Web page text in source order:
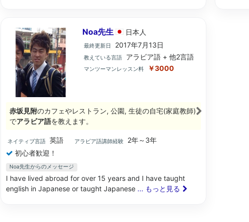
Noa先生 日本 人
最終更新日 2017年7月13日
教えている言語 アラビア語 + 他2言語
マンツーマンレッスン料 ￥3000
赤坂見附のカフェやレストラン, 公園, 生徒の自宅(家庭教師)
でアラビア語を教えます。
ネイティブ言語 英語 アラビア語講師経験
2年～3年
初心者歓迎！
Noa先生からのメッセージ
I have lived abroad for over 15 years and I have taught
english in Japanese or taught Japanese ... もっと見る